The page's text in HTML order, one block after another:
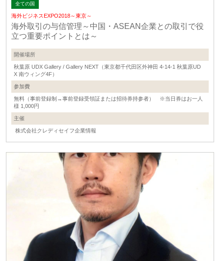
全ての国
海外ビジネスEXPO2018～東京～
海外取引の与信管理～中国・ASEAN企業との取引で役
立つ重要ポイントとは～
開催場所
秋葉原 UDX Gallery / Gallery NEXT（東京都千代田区外神田 4-14-1 秋葉原UD
X 南ウィング4F）
参加費
無料（事前登録制→事前登録受領証または招待券持参者） ※当日券はお一人
様 1,000円
主催
株式会社クレディセイフ企業情報